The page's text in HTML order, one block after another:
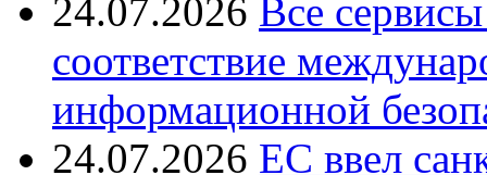
24.07.2026 Все
соответствие
информационной
24.07.2026 ЕС ввел